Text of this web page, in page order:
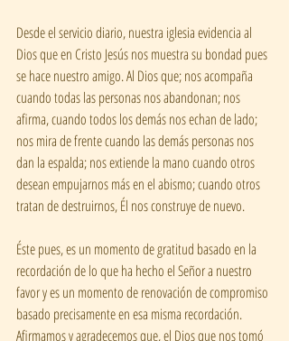
Desde el servicio diario, nuestra iglesia evidencia al
Dios que en Cristo Jesús nos muestra su bondad pues
se hace nuestro amigo. Al Dios que; nos acompaña
cuando todas las personas nos abandonan; nos
afirma, cuando todos los demás nos echan de lado;
nos mira de frente cuando las demás personas nos
dan la espalda; nos extiende la mano cuando otros
desean empujarnos más en el abismo; cuando otros
tratan de destruirnos, Él nos construye de nuevo.
Éste pues, es un momento de gratitud basado en la
recordación de lo que ha hecho el Señor a nuestro
favor y es un momento de renovación de compromiso
basado precisamente en esa misma recordación.
Afirmamos y agradecemos que, el Dios que nos tomó